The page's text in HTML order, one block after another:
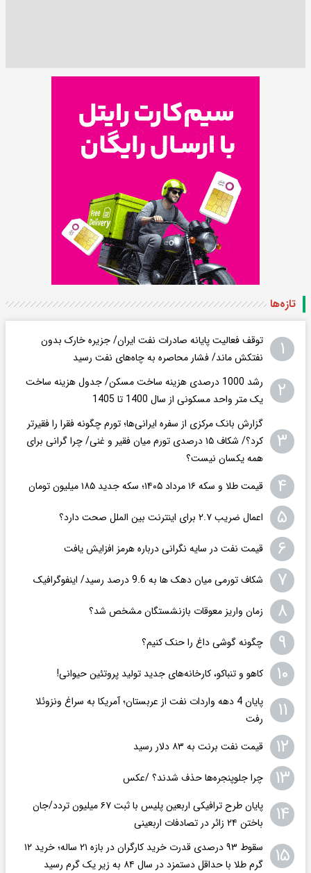
تازه‌ها
۱
توقف فعالیت پایانه صادرات نفت ایران/ جزیره خارک بدون
نفتکش ماند/ فشار محاصره به چاه‌های نفت رسید
۲
رشد 1000 درصدی هزینه ساخت مسکن/ جدول هزینه ساخت
یک متر واحد مسکونی از سال 1400 تا 1405
۳
گزارش بانک مرکزی از سفره ایرانی‌ها؛ تورم چگونه فقرا را فقیرتر
کرد؟/ شکاف ۱۵ درصدی تورم میان فقیر و غنی/ چرا گرانی برای
همه یکسان نیست؟
۴ قیمت طلا و سکه ۱۶ مرداد ۱۴۰۵؛ سکه جدید ١٨۵ میلیون تومان
۵ اعمال ضریب ۲.۷ برای اینترنت بین الملل صحت دارد؟
۶ قیمت نفت در سایه نگرانی درباره هرمز افزایش یافت
۷ شکاف تورمی میان دهک ها به 9.6 درصد رسید/ اینفوگرافیک
۸ زمان واریز معوقات بازنشستگان مشخص شد؟
۹ چگونه گوشی داغ را حنک کنیم؟
۱۰ کاهو و تنباکو، کارخانه‌های جدید تولید پروتئین حیوانی!
۱۱
پایان 4 دهه واردات نفت از عربستان؛ آمریکا به سراغ ونزوئلا
رفت
۱۲ قیمت نفت برنت به ۸۳ دلار رسید
۱۳ چرا جلوپنجره‌ها حذف شدند؟ /عکس
۱۴
پایان طرح ترافیکی اربعین پلیس با ثبت ۶۷ میلیون تردد/جان
باختن ۲۴ زائر در تصادفات اربعینی
۱۵
سقوط ۹۳ درصدی قدرت خرید کارگران در بازه ۲۱ ساله؛ خرید ۱۲
گرم طلا با حداقل دستمزد در سال ۸۴ به زیر یک گرم رسید